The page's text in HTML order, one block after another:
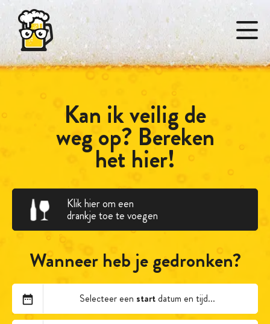
Kan ik veilig de
weg op? Bereken
het hier!
Klik hier om een
drankje toe te voegen
Wanneer heb je gedronken?
Selecteer een startdatum en tijd...
Selecteer een meest gedronken drankje of
zoek naar je gedronken drankjes.
Bier